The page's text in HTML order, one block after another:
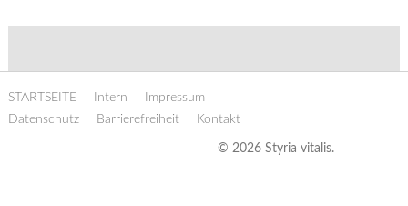
STARTSEITE Intern
Impressum
Datenschutz
Barrierefreiheit Kontakt
© 2026 Styria vitalis.